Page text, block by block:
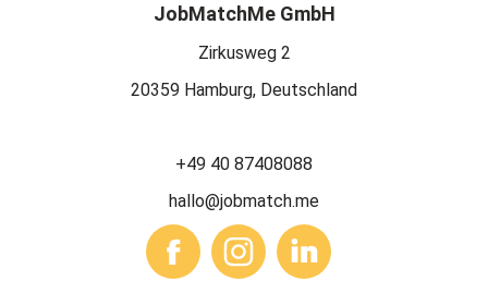
JobMatchMe GmbH
Zirkusweg 2
20359 Hamburg, Deutschland
+49 40 87408088
hallo@jobmatch.me